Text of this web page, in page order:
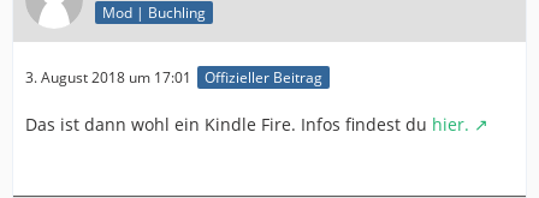
Mod | Buchling
3. August 2018 um 17:01 Offizieller Beitrag
Das ist dann wohl ein Kindle Fire. Infos findest du hier.